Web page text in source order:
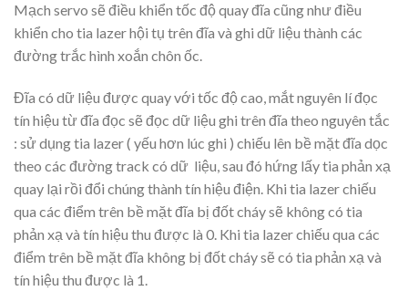
Mạch servo sẽ điều khiển tốc độ quay đĩa cũng như điều
khiển cho tia lazer hội tụ trên đĩa và ghi dữ liệu thành các
đường trắc hình xoắn chôn ốc.
Đĩa có dữ liệu được quay với tốc độ cao, mắt nguyên lí đọc
tín hiệu từ đĩa đọc sẽ đọc dữ liệu ghi trên đĩa theo nguyên tắc
: sử dụng tia lazer ( yếu hơn lúc ghi ) chiếu lên bề mặt đĩa dọc
theo các đường track có dữ liệu, sau đó hứng lấy tia phản xạ
quay lại rồi đổi chúng thành tín hiệu điện. Khi tia lazer chiếu
qua các điểm trên bề mặt đĩa bị đốt cháy sẽ không có tia
phản xạ và tín hiệu thu được là 0. Khi tia lazer chiếu qua các
điểm trên bề mặt đĩa không bị đốt cháy sẽ có tia phản xạ và
tín hiệu thu được là 1.